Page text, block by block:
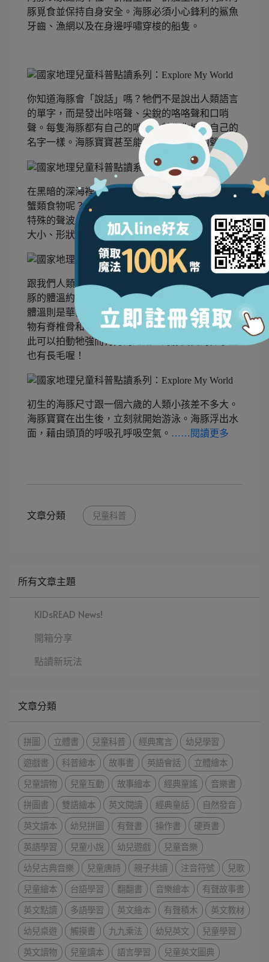
豚覓食並保持自身安全。海豚必須小心鋒利的鯊魚
牙齒、漁網以及在身邊呼嘯穿梭的船隻。
你知道海豚會「說話」嗎？牠們不是說出人類語言
的單字，而是發出咔嗒聲、尖銳的咯咯聲和口哨
聲。每隻海豚都有自己的哨聲，就像你擁有自己的
名字一樣。海豚寶寶甚至能夠辨識媽媽的叫聲。
在黑暗的深海裡，海豚要如何找到牠們愛吃的魚蝦
蟹類食物呢？牠們用聲音「看」！海豚邊游邊發出
特殊的聲波，當聲波反彈時，海豚就能判別獵物的
大小、形狀、速度和位置。
跟我們人類一樣，海豚也是哺乳類和溫血動物。海
豚的體溫約為華氏97度（攝氏36度左右），人類的
體溫則是華氏98.6度（攝氏37度左右）。哺乳類動
物有脊椎骨和毛髮，海豚的脊椎是可以彎曲的，藉
此可以拍動牠強而有力的尾鰭。海豚寶寶的鼻子上
也有長毛喔！
初生的海豚尺寸跟一個六歲的人類小孩差不多大。
海豚寶寶在出生後，立刻就開始游泳。海豚浮出水
面，藉由頭頂的呼吸孔呼吸空氣。 ……閱讀更多
文章分類 兒童科普
所有文章主題
KIDsREAD News!
開箱分享
點讀新玩法
文章分類
拼圖 立體書 兒童科普 經典寓言
幼兒學習
遊戲書
科普繪本 故事書 英語會話
立體繪本
兒童讀物
兒童互動 故事繪本 經典童謠
音樂書
拼圖書
雙語繪本 英文閱讀 經典童話
自然發音
英文讀本
幼兒拼圖 有聲書 操作書
硬頁書
英語學習
兒童小說 幼兒遊戲
兒童音樂
幼兒古典音樂
兒童唐詩 親子共讀 注音符號
兒歌
兒童繪本
台語學習 翻翻書 音樂繪本
有聲故事書
英文點讀
多語學習 英文繪本 有聲積木
英文教材
幼兒桌遊
觸摸書 九九乘法 幼兒英文
兒童學習
英文讀物
兒童讀本 語言學習
兒童英文圖典